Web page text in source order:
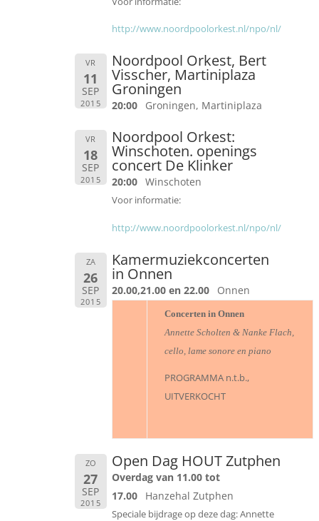
http://www.noordpoolorkest.nl/npo/nl/
VR
11
SEP
2015
Noordpool Orkest, Bert
Visscher, Martiniplaza
Groningen
20:00 Groningen, Martiniplaza
VR
18
SEP
2015
Noordpool Orkest:
Winschoten. openings
concert De Klinker
20:00 Winschoten
Voor informatie:
http://www.noordpoolorkest.nl/npo/nl/
ZA
26
SEP
2015
Kamermuziekconcerten
in Onnen
20.00,21.00 en 22.00 Onnen
Concerten in Onnen
Annette Scholten & Nanke Flach,
cello, lame sonore en piano
PROGRAMMA n.t.b.,
UITVERKOCHT
ZO
27
SEP
2015
Open Dag HOUT Zutphen
Overdag van 11.00 tot
17.00
Hanzehal Zutphen
Speciale bijdrage op deze dag: Annette